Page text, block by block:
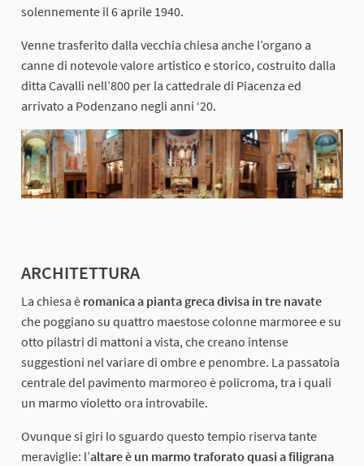
solennemente il 6 aprile 1940.
Venne trasferito dalla vecchia chiesa anche l’organo a
canne di notevole valore artistico e storico, costruito dalla
ditta Cavalli nell’800 per la cattedrale di Piacenza ed
arrivato a Podenzano negli anni ‘20.
ARCHITETTURA
La chiesa è romanica a pianta greca divisa in tre navate
che poggiano su quattro maestose colonne marmoree e su
otto pilastri di mattoni a vista, che creano intense
suggestioni nel variare di ombre e penombre. La passatoia
centrale del pavimento marmoreo è policroma, tra i quali
un marmo violetto ora introvabile.
Ovunque si giri lo sguardo questo tempio riserva tante
meraviglie: l’altare è un marmo traforato quasi a filigrana